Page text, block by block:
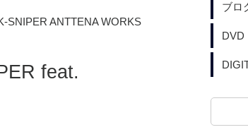
SNIPER ANTTENA WORKS
feat.
ブロ
DVD